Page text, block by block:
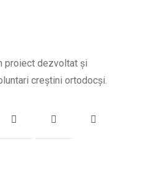
proiect dezvoltat și
creștini ortodocși.